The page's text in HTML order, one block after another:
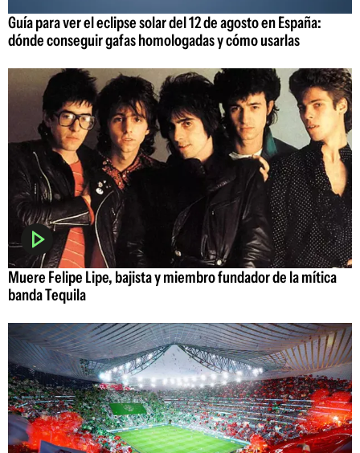
Guía para ver el eclipse solar del 12 de agosto en España:
dónde conseguir gafas homologadas y cómo usarlas
Muere Felipe Lipe, bajista y miembro fundador de la mítica
banda Tequila